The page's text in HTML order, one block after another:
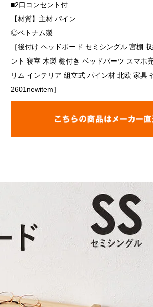
■2口コンセント付
【材質】主材:パイン
◎ベトナム製
［後付け ヘッドボード セミシングル 宮棚
ント 寝室 木製 棚付き ベッドパーツ スマホ
リム インテリア 組立式 パイン材 北欧 家具
2601newitem］